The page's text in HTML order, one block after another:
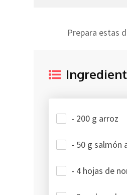
Prepara estas
- 200 g arroz
- 50 g salmón
- 4 hojas de